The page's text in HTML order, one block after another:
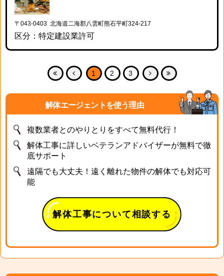
〒043-0403 北海道二海郡八雲町熊石平町324-217
区分：特定建設業許可
1 2 3
解体エージェントを使う理由
複数業者とのやりとりをすべて無料代行！
解体工事に詳しいベテランアドバイザーが無料で徹
底サポート
遠隔でも大丈夫！遠く離れた物件の解体でも対応可
能
解体工事について相談する